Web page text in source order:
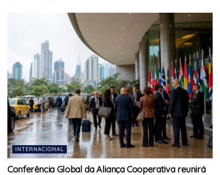
INTERNACIONAL
Conferência Global da Aliança Cooperativa reunirá